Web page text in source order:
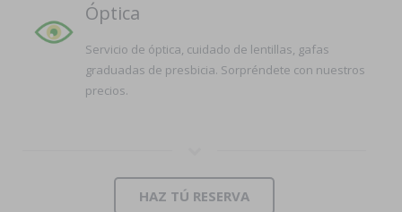
Óptica
Servicio de óptica, cuidado de lentillas, gafas
graduadas de presbicia. Sorpréndete con nuestros
precios.
HAZ TÚ RESERVA